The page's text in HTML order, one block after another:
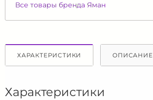
Все товары бренда Яман
ХАРАКТЕРИСТИКИ ОПИСАНИЕ
Характеристики